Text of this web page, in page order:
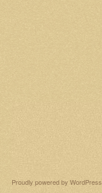
Proudly powered by WordPress